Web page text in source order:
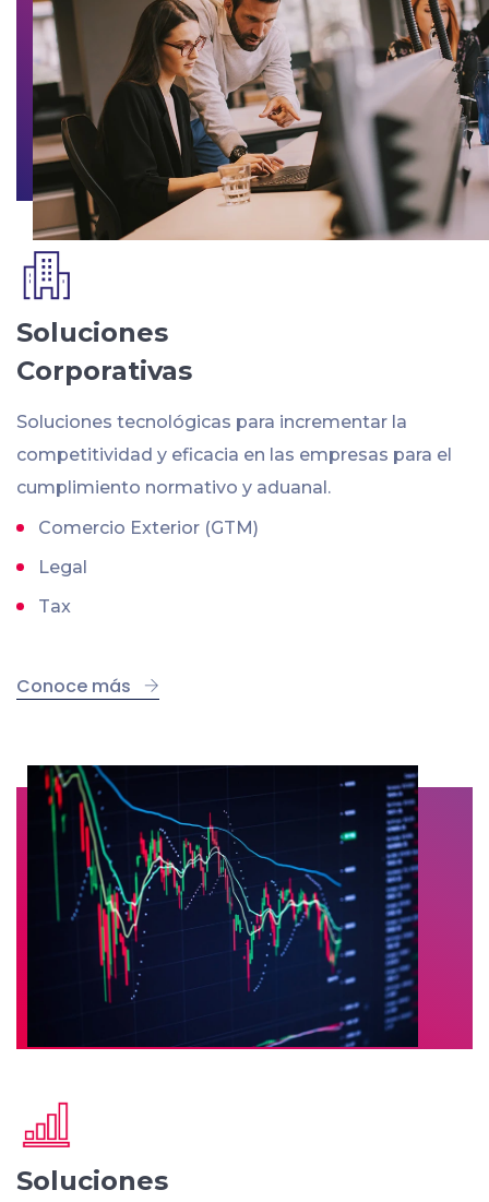
Soluciones
Corporativas
Soluciones tecnológicas para incrementar la
competitividad y eficacia en las empresas para el
cumplimiento normativo y aduanal.
Comercio Exterior (GTM)
Legal
Tax
Conoce más
Soluciones